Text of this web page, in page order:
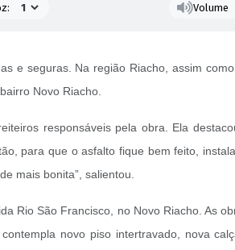
Volume
e seguras. Na região Riacho, assim
Novo Riacho.
responsáveis pela obra. Ela
para que o asfalto fique bem feito,
mais bonita”, salientou.
Rio São Francisco, no Novo Riacho. As
novo piso intertravado, nova